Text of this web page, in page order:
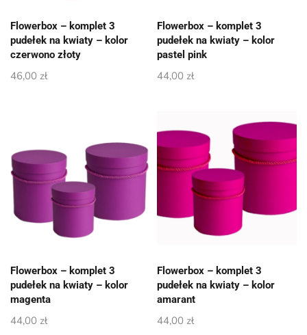
Flowerbox – komplet 3
pudełek na kwiaty – kolor
czerwono złoty
46,00 zł
Flowerbox – komplet 3
pudełek na kwiaty – kolor
pastel pink
44,00 zł
Flowerbox – komplet 3
pudełek na kwiaty – kolor
magenta
44,00 zł
Flowerbox – komplet 3
pudełek na kwiaty – kolor
amarant
44,00 zł